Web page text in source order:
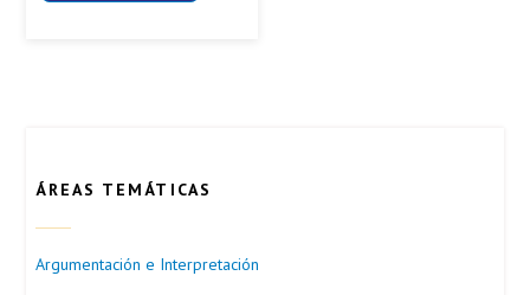
ÁREAS TEMÁTICAS
Argumentación e Interpretación